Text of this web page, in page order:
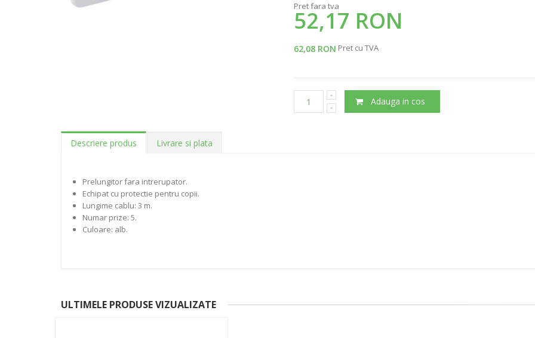
Pret fara tva
52,17 RON
62,08 RON Pret cu TVA
Adauga in cos
Descriere produs Livrare si plata
Prelungitor fara intrerupator.
Echipat cu protectie pentru copii.
Lungime cablu: 3 m.
Numar prize: 5.
Culoare: alb.
ULTIMELE PRODUSE VIZUALIZATE